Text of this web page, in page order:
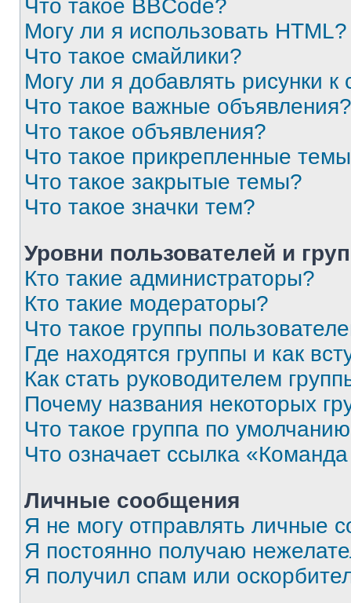
Что такое BBCode?
Могу ли я использовать HTML?
Что такое смайлики?
Могу ли я добавлять рисунки
Что такое важные объявления?
Что такое объявления?
Что такое прикрепленные
Что такое закрытые темы?
Что такое значки тем?
Уровни пользователей и
Кто такие администраторы?
Кто такие модераторы?
Что такое группы
Где находятся группы и как
Как стать руководителем
Почему названия некоторых
Что такое группа по
Что означает ссылка
Личные сообщения
Я не могу отправлять личные
Я постоянно получаю
Я получил спам или